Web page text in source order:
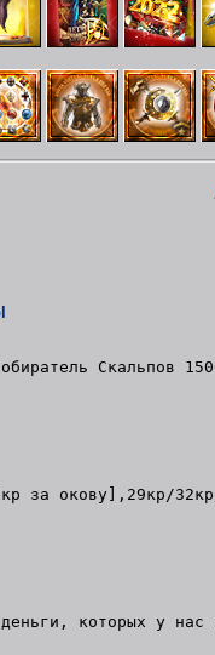
Скальпов
окову],29кр/32кр/
которых у